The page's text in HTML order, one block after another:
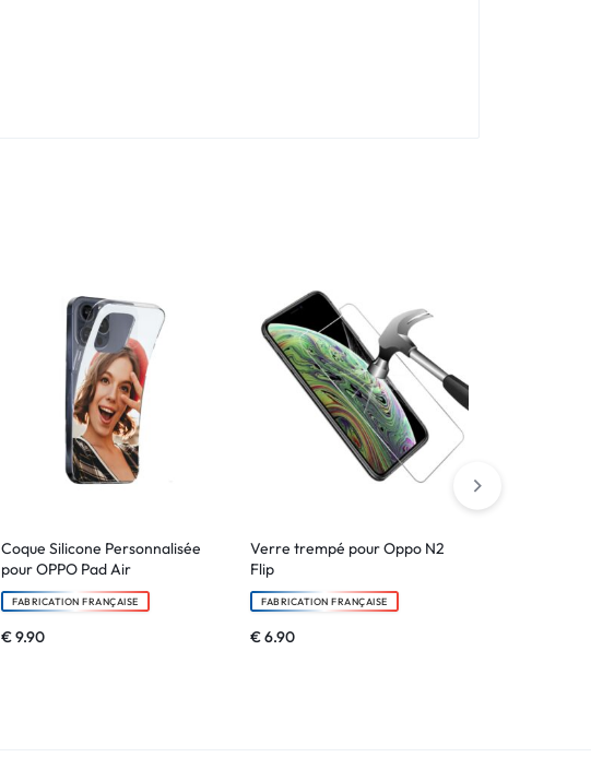
Coque Silicone Personnalisée
pour OPPO Pad Air
FABRICATION FRANÇAISE
€9.90
Verre trempé pour Oppo N2
Flip
FABRICATION FRANÇAISE
€6.90